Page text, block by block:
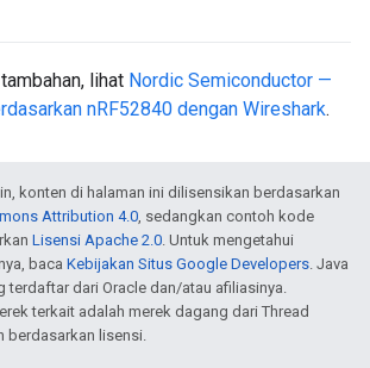
lihat Nordic Semiconductor —
nRF52840 dengan Wireshark.
konten di halaman ini dilisensikan berdasarkan
Attribution 4.0 , sedangkan contoh kode
Lisensi Apache 2.0 . Untuk mengetahui
baca Kebijakan Situs Google Developers . Java
terdaftar dari Oracle dan/atau afiliasinya.
terkait adalah merek dagang dari Thread
berdasarkan lisensi.